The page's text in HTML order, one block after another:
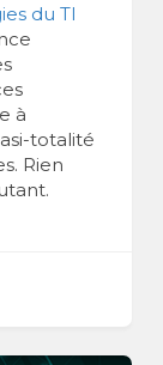
du TI
à
totalité
Rien